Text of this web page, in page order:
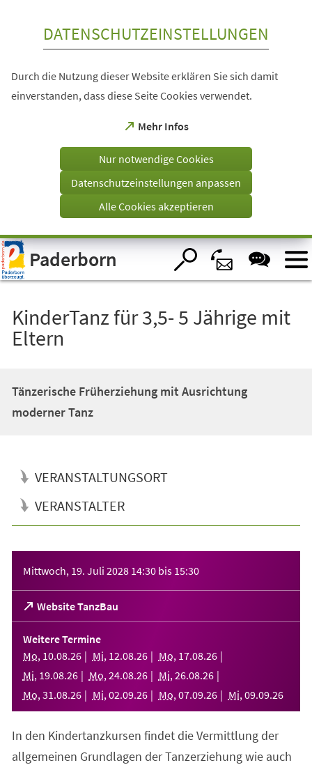
Visuelle
Assistenzsoftware
öffnen.
DATENSCHUTZEINSTELLUNGEN
Durch die Nutzung dieser Website erklären Sie sich damit
einverstanden, dass diese Seite Cookies verwendet.
Mehr Infos
(Öffnet
einem
Tab)
Nur notwendige Cookies
Datenschutzeinstellungen anpassen
Alle Cookies akzeptieren
Paderborn
KinderTanz für 3,5- 5 Jährige mit
Eltern
Tänzerische Früherziehung mit Ausrichtung
moderner Tanz
VERANSTALTUNGSORT
VERANSTALTER
Mittwoch, 19. Juli 2028 14:30 bis 15:30
Website TanzBau
(Öffnet
in
einem
neuen
Tab)
Weitere Termine
Mo, 10.08.26 Mi, 12.08.26 Mo, 17.08.26
Mi, 19.08.26 Mo, 24.08.26 Mi, 26.08.26
Mo, 31 .08.26 Mi, 02.09.26 Mo, 07.09.26 Mi, 09.09.26
In den Kindertanzkursen findet die Vermittlung der
allgemeinen Grundlagen der Tanzerziehung wie auch